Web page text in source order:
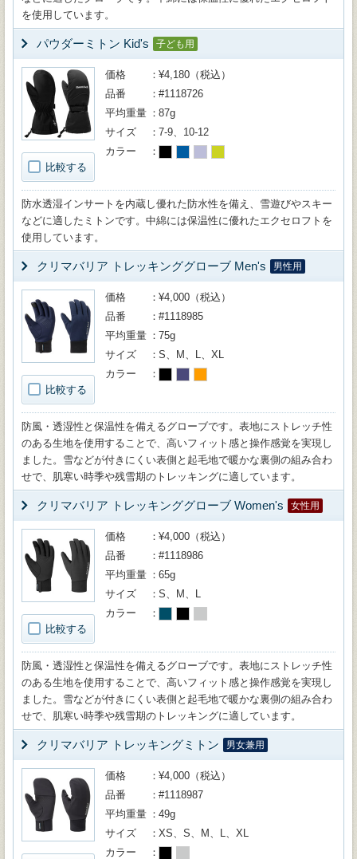
を使用しています。
パウダーミトン Kid's 子ども用
比較する
価格
¥4,180（税込）
品番
#1118726
平均重量
87g
サイズ
7-9、10-12
カラー
防水透湿インサートを内蔵し優れた防水性を備え、雪遊びやスキー
などに適したミトンです。中綿には保温性に優れたエクセロフトを
使用しています。
クリマバリア トレッキンググローブ Men's 男性用
比較する
価格
¥4,000（税込）
品番
#1118985
平均重量
75g
サイズ
S、M、L、XL
カラー
防風・透湿性と保温性を備えるグローブです。表地にストレッチ性
のある生地を使用することで、高いフィット感と操作感覚を実現し
ました。雪などが付きにくい表側と起毛地で暖かな裏側の組み合わ
せで、肌寒い時季や残雪期のトレッキングに適しています。
クリマバリア トレッキンググローブ Women's 女性用
比較する
価格
¥4,000（税込）
品番
#1118986
平均重量
65g
サイズ
S、M、L
カラー
防風・透湿性と保温性を備えるグローブです。表地にストレッチ性
のある生地を使用することで、高いフィット感と操作感覚を実現し
ました。雪などが付きにくい表側と起毛地で暖かな裏側の組み合わ
せで、肌寒い時季や残雪期のトレッキングに適しています。
クリマバリア トレッキングミトン 男女兼用
価格
¥4,000（税込）
品番
#1118987
平均重量
49g
サイズ
XS、S、M、L、XL
カラー